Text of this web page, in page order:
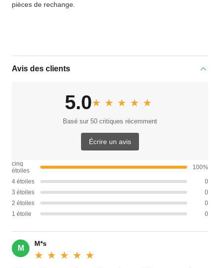
pièces de rechange.
Avis des clients
5.0★★★★★
★★★★★
Basé sur 50 critiques récemment
Écrire un avis
cinq
étoiles
100%
4 étoiles
0
3 étoiles
0
2 étoiles
0
1 étoile
0
M
M*s
★★★★★
★★★★★